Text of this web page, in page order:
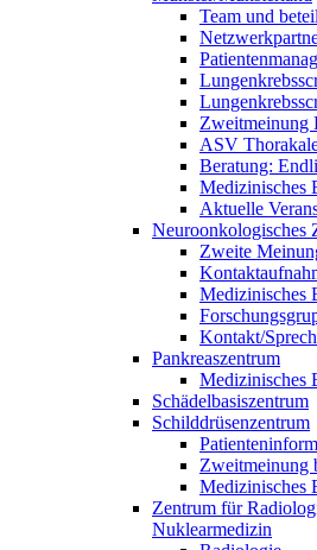
Team und
Zweitmeinung
ASV
Beratung:
Medizinisches
Aktuelle
Neuroonkologisches
Zweite
Medizinisches
Kontakt/
Pankreaszentrum
Medizinisches
Schädelbasiszentrum
Schilddrüsenzentrum
Zweitmeinung
Medizinisches
Zentrum für
Nuklearmedizin